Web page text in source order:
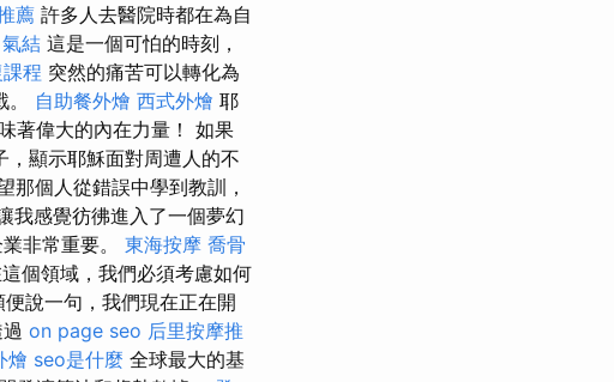
薦 許多人去醫院時都在為自
氣結 這是一個可怕的時刻，
程 突然的痛苦可以轉化為
自助餐外燴 西式外燴 耶
著偉大的內在力量！ 如果
，顯示耶穌面對周遭人的不
那個人從錯誤中學到教訓，
我感覺彷彿進入了一個夢幻
非常重要。 東海按摩 喬骨
個領域，我們必須考慮如何
便說一句，我們現在正在開
on page seo 后里按摩推
燴 seo是什麼 全球最大的基